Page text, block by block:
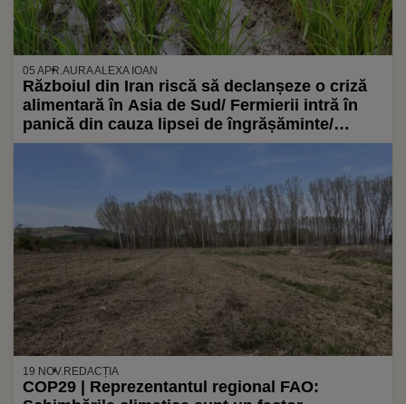
05 APR.AURA ALEXA IOAN
Războiul din Iran riscă să declanșeze o criză
alimentară în Asia de Sud/ Fermierii intră în
panică din cauza lipsei de îngrășăminte/
Posibilă criză de orez
19 NOV.REDACȚIA
COP29 | Reprezentantul regional FAO: